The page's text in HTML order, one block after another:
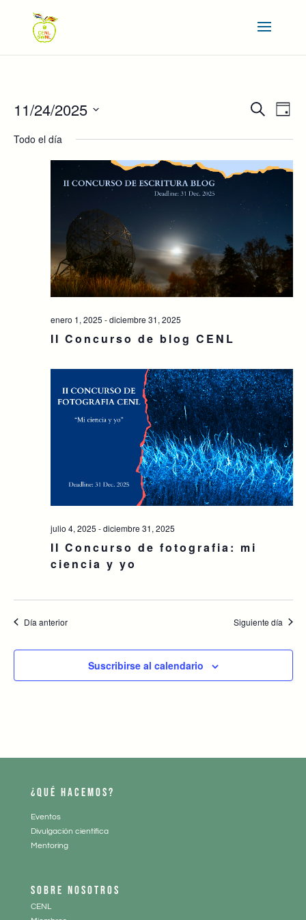
DE
Y
VISTAS
EVENTOS
Buscar
DE
Día
11/24/2025
Todo el día
enero 1, 2025 -diciembre 31, 2025
II Concurso de blog CENL
julio 4, 2025 -diciembre 31, 2025
II Concurso de fotografia: mi
ciencia y yo
Día anterior Siguiente día
Suscribirse al calendario
¿QUÉ HACEMOS?
Eventos
Divulgación científica
Mentoring
SOBRE NOSOTROS
CENL